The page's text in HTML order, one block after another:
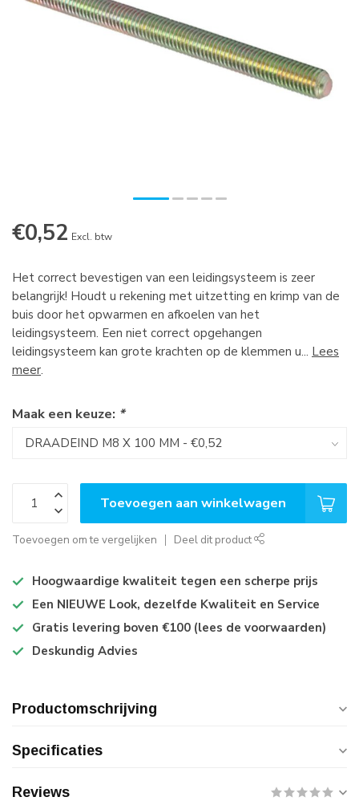
€0,52 Excl. btw
Het correct bevestigen van een leidingsysteem is zeer
belangrijk! Houdt u rekening met uitzetting en krimp van de
buis door het opwarmen en afkoelen van het
leidingsysteem. Een niet correct opgehangen
leidingsysteem kan grote krachten op de klemmen u... Lees
meer.
Maak een keuze: *
Toevoegen aan winkelwagen
Toevoegen om te vergelijken Deel dit product
Hoogwaardige kwaliteit tegen een scherpe prijs
Een NIEUWE Look, dezelfde Kwaliteit en Service
Gratis levering boven €100 (lees de voorwaarden)
Deskundig Advies
Productomschrijving
Specificaties
Reviews